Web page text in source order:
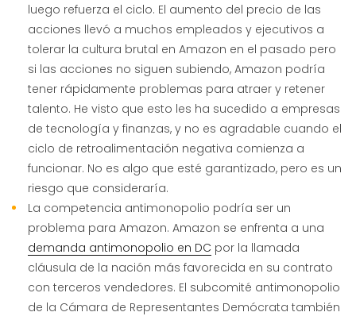
luego refuerza el ciclo. El aumento del precio de las
acciones llevó a muchos empleados y ejecutivos a
tolerar la cultura brutal en Amazon en el pasado pero
si las acciones no siguen subiendo, Amazon podría
tener rápidamente problemas para atraer y retener
talento. He visto que esto les ha sucedido a empresas
de tecnología y finanzas, y no es agradable cuando el
ciclo de retroalimentación negativa comienza a
funcionar. No es algo que esté garantizado, pero es un
riesgo que consideraría.
La competencia antimonopolio podría ser un
problema para Amazon. Amazon se enfrenta a una
demanda antimonopolio en DC por la llamada
cláusula de la nación más favorecida en su contrato
con terceros vendedores. El subcomité antimonopolio
de la Cámara de Representantes Demócrata también